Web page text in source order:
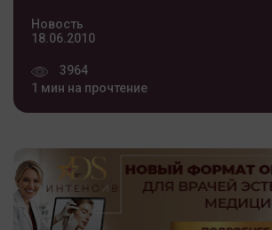
Новость
18.06.2010
3964
1 мин на прочтение